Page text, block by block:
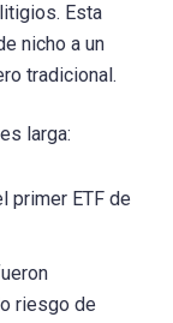
Esta
nicho a un
tradicional.
larga:
primer ETF de
riesgo de